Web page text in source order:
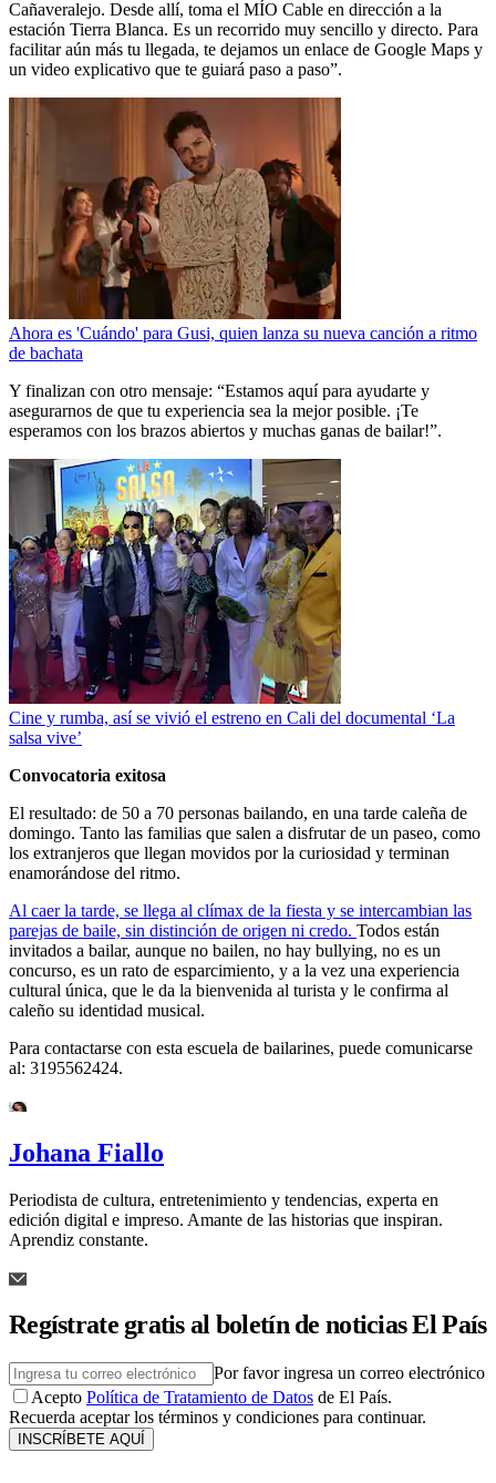
Cañaveralejo. Desde allí, toma el MÍO Cable en dirección a la
estación Tierra Blanca. Es un recorrido muy sencillo y directo. Para
facilitar aún más tu llegada, te dejamos un enlace de Google Maps y
un video explicativo que te guiará paso a paso”.
Ahora es 'Cuándo' para Gusi, quien lanza su nueva canción a ritmo
de bachata
Y finalizan con otro mensaje: “Estamos aquí para ayudarte y
asegurarnos de que tu experiencia sea la mejor posible. ¡Te
esperamos con los brazos abiertos y muchas ganas de bailar!”.
Cine y rumba, así se vivió el estreno en Cali del documental ‘La
salsa vive’
Convocatoria exitosa
El resultado: de 50 a 70 personas bailando, en una tarde caleña de
domingo. Tanto las familias que salen a disfrutar de un paseo, como
los extranjeros que llegan movidos por la curiosidad y terminan
enamorándose del ritmo.
Al caer la tarde, se llega al clímax de la fiesta y se intercambian las
parejas de baile, sin distinción de origen ni credo. Todos están
invitados a bailar, aunque no bailen, no hay bullying, no es un
concurso, es un rato de esparcimiento, y a la vez una experiencia
cultural única, que le da la bienvenida al turista y le confirma al
caleño su identidad musical.
Para contactarse con esta escuela de bailarines, puede comunicarse
al: 3195562424.
Johana Fiallo
Periodista de cultura, entretenimiento y tendencias, experta en
edición digital e impreso. Amante de las historias que inspiran.
Aprendiz constante.
Regístrate gratis al boletín de noticias El País
Por favor ingresa un correo electrónico
Acepto Política de Tratamiento de Datos de El País.
Recuerda aceptar los términos y condiciones para continuar.
INSCRÍBETE AQUÍ